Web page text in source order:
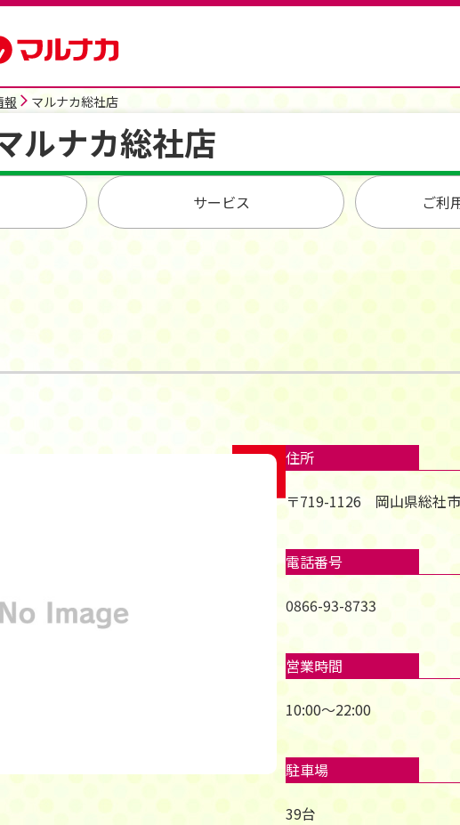
報 マルナカ総社店
ルナカ総社店
サービス ご利
住所
〒719-1126 岡山県総社
電話番号
0866-93-8733
営業時間
10:00～22:00
駐車場
39台